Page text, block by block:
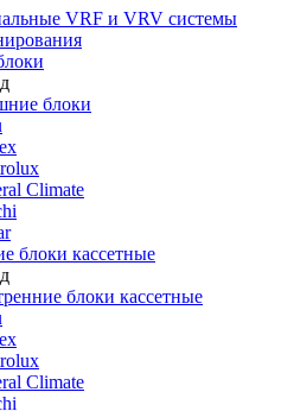
VRF и VRV системы
блоки
Climate
блоки кассетные
блоки кассетные
Climate